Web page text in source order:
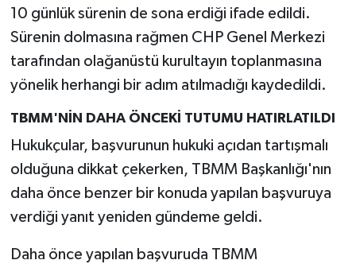
10 günlük sürenin de sona erdiği ifade edildi.
Sürenin dolmasına rağmen CHP Genel Merkezi
tarafından olağanüstü kurultayın toplanmasına
yönelik herhangi bir adım atılmadığı kaydedildi.
TBMM'NİN DAHA ÖNCEKİ TUTUMU HATIRLATILDI
Hukukçular, başvurunun hukuki açıdan tartışmalı
olduğuna dikkat çekerken, TBMM Başkanlığı'nın
daha önce benzer bir konuda yapılan başvuruya
verdiği yanıt yeniden gündeme geldi.
Daha önce yapılan başvuruda TBMM